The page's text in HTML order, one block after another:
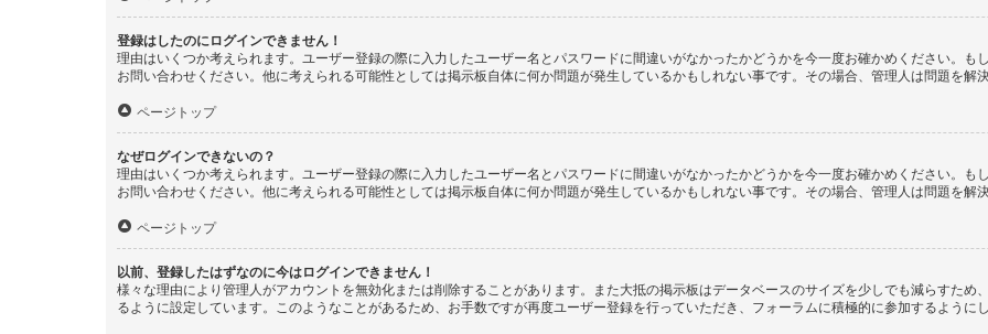
登録はしたのにログインできません！
理由はいくつか考えられます。ユーザー登録の際に入力したユーザー名とパスワードに間違いがなかったかどうかを今一度お確かめください。
お問い合わせください。他に考えられる可能性としては掲示板自体に何か問題が発生しているかもしれない事です。その場合、管理人は問題を解
ページトップ
なぜログインできないの？
理由はいくつか考えられます。ユーザー登録の際に入力したユーザー名とパスワードに間違いがなかったかどうかを今一度お確かめください。
お問い合わせください。他に考えられる可能性としては掲示板自体に何か問題が発生しているかもしれない事です。その場合、管理人は問題を解
ページトップ
以前、登録したはずなのに今はログインできません！
様々な理由により管理人がアカウントを無効化または削除することがあります。また大抵の掲示板はデータベースのサイズを少しでも減らすた
るように設定しています。このようなことがあるため、お手数ですが再度ユーザー登録を行っていただき、フォーラムに積極的に参加するように